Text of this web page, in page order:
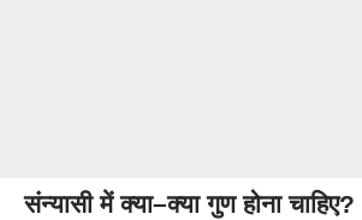
संन्यासीमें क्या–क्या गुण होना चाहिए?